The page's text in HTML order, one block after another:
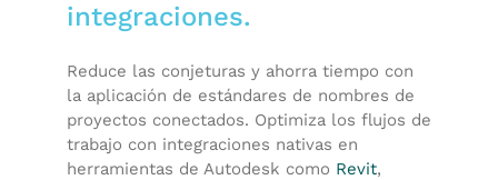
integraciones.
Reduce las conjeturas y ahorra tiempo con
la aplicación de estándares de nombres de
proyectos conectados. Optimiza los flujos de
trabajo con integraciones nativas en
herramientas de Autodesk como Revit,